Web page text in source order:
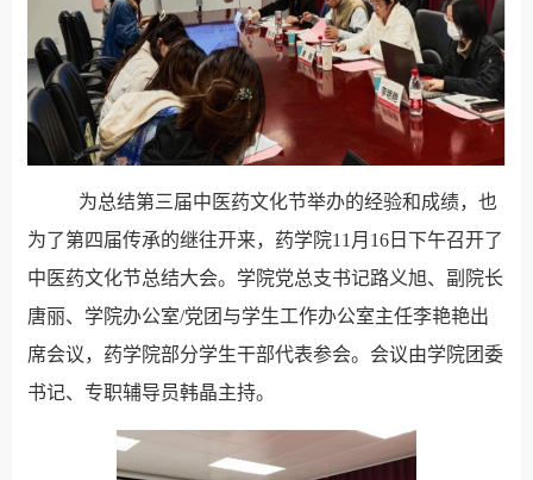
为总结第三届中医药文化节举办的经验和成绩，也
为了第四届传承的继往开来，药学院11月16日下午召开了
中医药文化节总结大会。学院党总支书记路义旭、副院长
唐丽、学院办公室/党团与学生工作办公室主任李艳艳出
席会议，药学院部分学生干部代表参会。会议由学院团委
书记、专职辅导员韩晶主持。